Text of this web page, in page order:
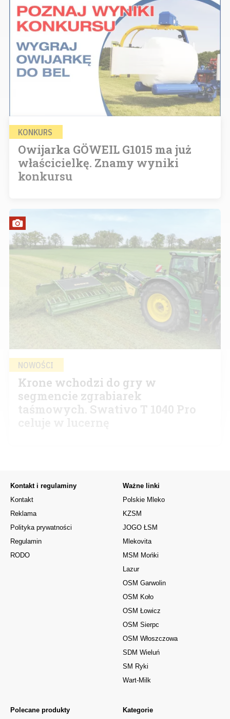
KONKURS
Owijarka GÖWEIL G1015 ma już
właścicielkę. Znamy wyniki
konkursu
NOWOŚCI
Krone wchodzi do gry w
segmencie zgrabiarek
taśmowych. Swativo T 1040 Pro
Kontakt i regulaminy
Kontakt
Reklama
Polityka prywatności
Regulamin
RODO
Kategorie
Polecane produkty
Ważne linki
Polskie Mleko
KZSM
JOGO ŁSM
Mlekovita
MSM Mońki
Lazur
OSM Garwolin
OSM Koło
OSM Łowicz
OSM Sierpc
OSM Włoszczowa
SDM Wieluń
SM Ryki
Wart-Milk